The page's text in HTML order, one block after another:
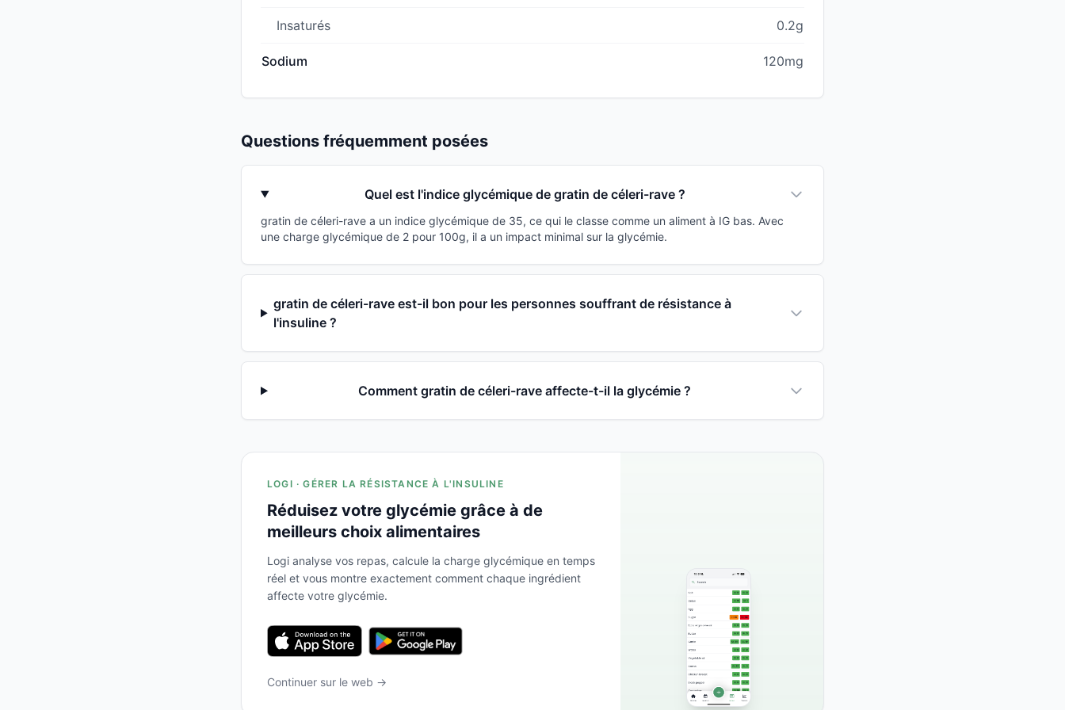
Insaturés 0.2g
Sodium 120mg
Questions fréquemment posées
Quel est l'indice glycémique de gratin de céleri-rave ?
gratin de céleri-rave a un indice glycémique de 35, ce qui le classe comme un aliment à IG bas. Avec
une charge glycémique de 2 pour 100g, il a un impact minimal sur la glycémie.
gratin de céleri-rave est-il bon pour les personnes souffrant de résistance à
l'insuline ?
Comment gratin de céleri-rave affecte-t-il la glycémie ?
LOGI · GÉRER LA RÉSISTANCE À L'INSULINE
Réduisez votre glycémie grâce à de
meilleurs choix alimentaires
Logi analyse vos repas, calcule la charge glycémique en temps
réel et vous montre exactement comment chaque ingrédient
affecte votre glycémie.
Continuer sur le web →